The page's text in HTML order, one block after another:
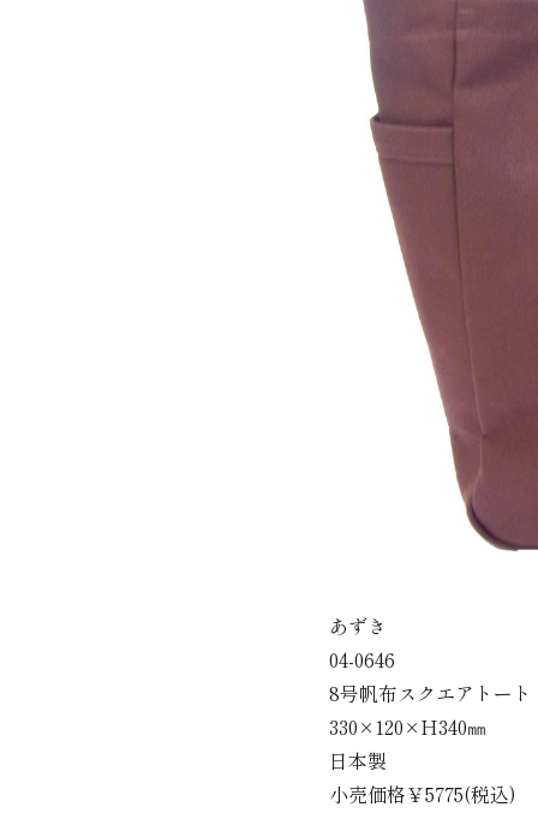
あずき
04-0646
8号帆布スクエアトート
330×120×H340㎜
日本製
小売価格￥5775(税込)